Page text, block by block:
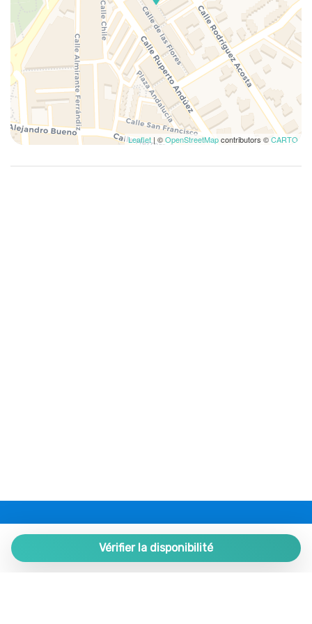
Vidéo sur demande
Vue montagne
Zone de relax avec chaises/canapé
Mountain View
Leaflet | ©OpenStreetMapcontributors ©CARTO
Vérifier la disponibilité
Plaza de España 9, Portal 1, Local 2
29780 Nerja. Málaga. SPAIN.